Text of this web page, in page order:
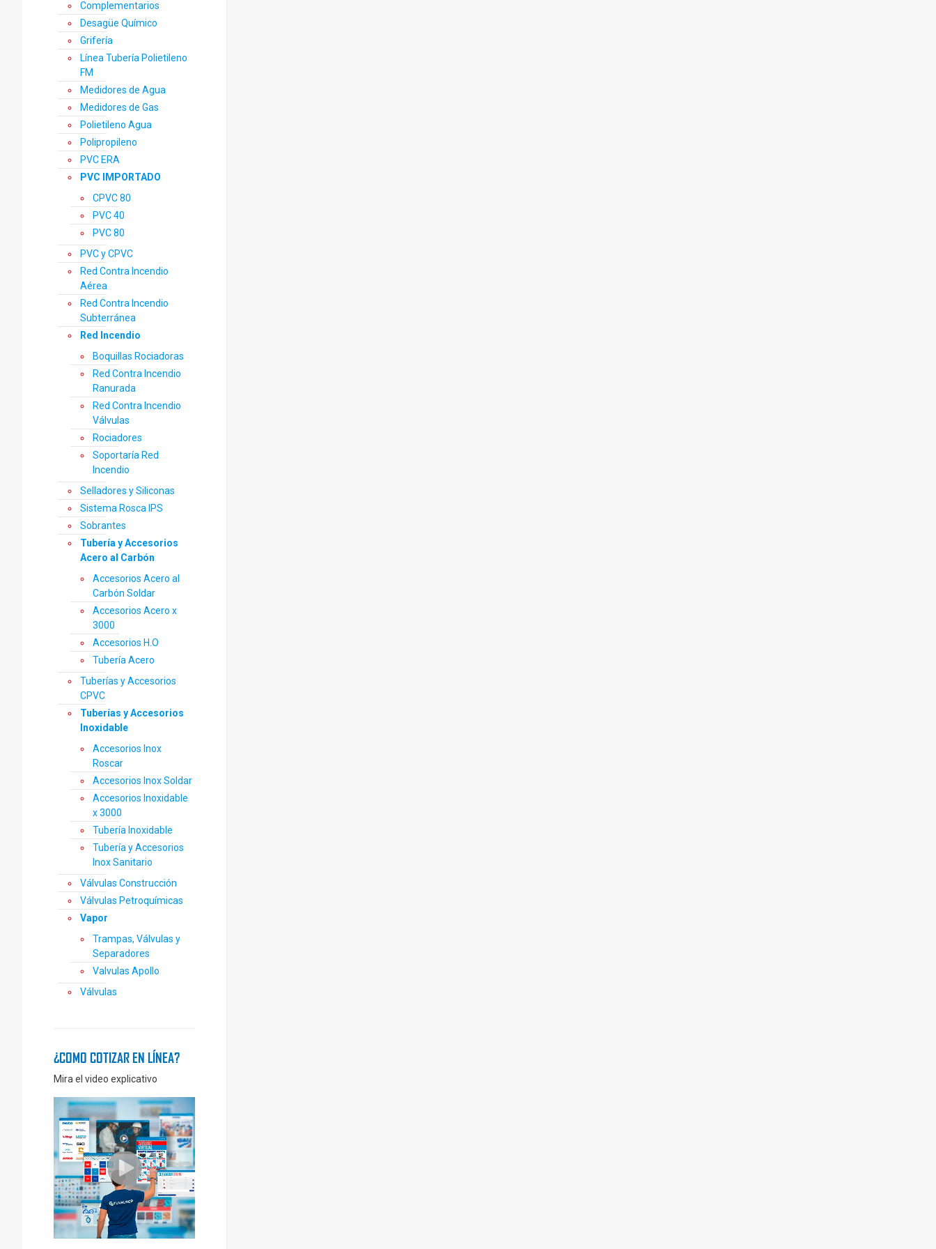
Complementarios
Desagüe Químico
Grifería
Línea Tubería Polietileno
FM
Medidores de Agua
Medidores de Gas
Polietileno Agua
Polipropileno
PVC ERA
PVC IMPORTADO
CPVC 80
PVC 40
PVC 80
PVC y CPVC
Red Contra Incendio
Aérea
Red Contra Incendio
Subterránea
Red Incendio
Boquillas Rociadoras
Red Contra Incendio
Ranurada
Red Contra Incendio
Válvulas
Rociadores
Soportaría Red
Incendio
Selladores y Siliconas
Sistema Rosca IPS
Sobrantes
Tubería y Accesorios
Acero al Carbón
Accesorios Acero al
Carbón Soldar
Accesorios Acero x
3000
Accesorios H.O
Tubería Acero
Tuberías y Accesorios
CPVC
Tuberías y Accesorios
Inoxidable
Accesorios Inox
Roscar
Accesorios Inox Soldar
Accesorios Inoxidable
x 3000
Tubería Inoxidable
Tubería y Accesorios
Inox Sanitario
Válvulas Construcción
Válvulas Petroquímicas
Vapor
Trampas, Válvulas y
Separadores
Valvulas Apollo
Válvulas
¿COMO COTIZAR EN LÍNEA?
Mira el video explicativo